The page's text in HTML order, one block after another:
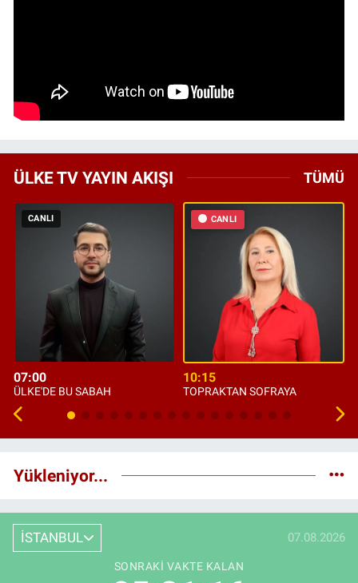
ÜLKE TV YAYIN AKIŞI TÜMÜ
CANLI
07:00
ÜLKE'DE BU SABAH
CANLI
10:15
TOPRAKTAN SOFRAYA
Yükleniyor...
İSTANBUL 07.08.2026
SONRAKI VAKTE KALAN